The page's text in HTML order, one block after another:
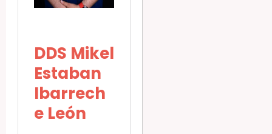
DDS Mikel
Estaban
Ibarrech
e León